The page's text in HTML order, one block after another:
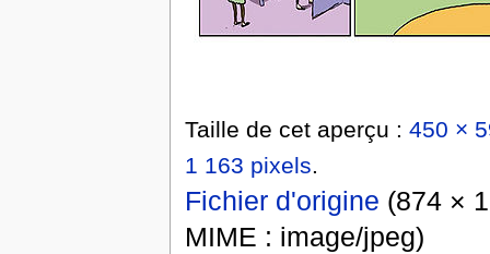
Taille de cet aperçu : 450 ×
1 163 pixels.
Fichier d'origine (874 ×
MIME : image/jpeg)